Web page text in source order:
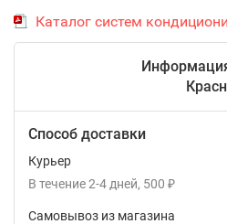
Каталог систем
Способ доставки
Курьер
В течение2-4 дней 500 ₽
Самовывоз из магазина